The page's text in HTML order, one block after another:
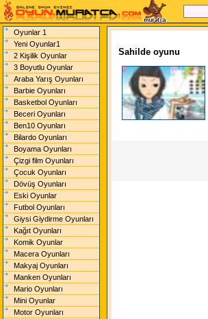
Oyunlar 1
Yeni Oyunlar1
2 Kişilik Oyunlar
3 Boyutlu Oyunlar
Araba Yarış Oyunları
Barbie Oyunları
Basketbol Oyunları
Beceri Oyunları
Ben10 Oyunları
Bilardo Oyunları
Boyama Oyunları
Çizgi film Oyunları
Çocuk Oyunları
Dövüş Oyunları
Eski Oyunlar
Futbol Oyunları
Giysi Giydirme Oyunları
Kağıt Oyunları
Komik Oyunlar
Macera Oyunları
Makyaj Oyunları
Manken Oyunları
Mario Oyunları
Mini Oyunlar
Motor Oyunları
Sahilde oyunu